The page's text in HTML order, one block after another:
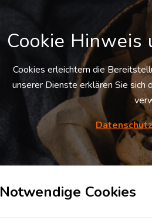
Vielseitige Logistikfläche
in DE-49 Engter verfügbar
Bramsche, Deutschland
Das moderne Logistikzentrum in
DE-49 Engter verfügt sowohl über
Blocklager-als auch
Regallagerfläche und ermöglicht
somit maximale Flexibilität in
Bezug auf Umsetzung der
Verfügbare
Cookie
Cookies erleichtern die
unserer Dienste erklären Sie sich
Notwendige Cookies